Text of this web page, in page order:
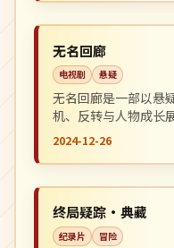
美国
无名回廊
电视剧 悬疑
无名回廊是一部以悬
机、反转与人物成长
观看。
2024-12-26
韩国
终局疑踪·典藏
纪录片 冒险